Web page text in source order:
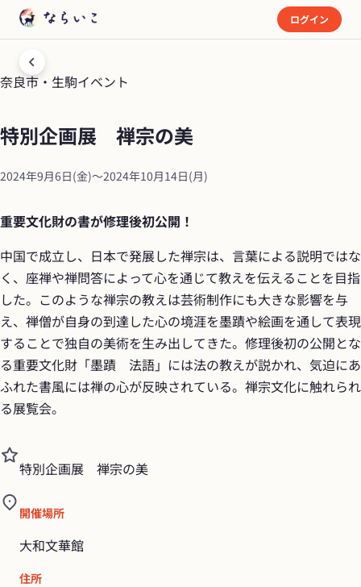
ログイン
奈良市・生駒イベント
特別企画展　禅宗の美
2024年9月6日(金)〜2024年10月14日(月)
重要文化財の書が修理後初公開！
中国で成立し、日本で発展した禅宗は、言葉による説明ではな
く、座禅や禅問答によって心を通じて教えを伝えることを目指
した。このような禅宗の教えは芸術制作にも大きな影響を与
え、禅僧が自身の到達した心の境涯を墨蹟や絵画を通して表現
することで独自の美術を生み出してきた。修理後初の公開とな
る重要文化財「墨蹟　法語」には法の教えが説かれ、気迫にあ
ふれた書風には禅の心が反映されている。禅宗文化に触れられ
る展覧会。
特別企画展　禅宗の美
開催場所
大和文華館
住所